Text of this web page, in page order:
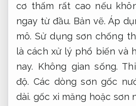
cơ thấm rất cao nếu
ngay từ đầu. Bản vẽ. Áp
mô. Sử dụng sơn chống
là cách xử lý phổ biến và
nay. Không gian sống.
độ. Các dòng sơn gốc
dài. gốc xi măng hoặc sơn